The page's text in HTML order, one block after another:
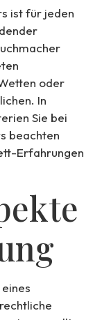
ist für jeden
oder
In
Sie bei
beachten
Erfahrungen